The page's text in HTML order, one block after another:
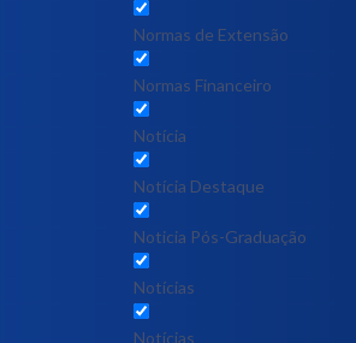
Normas de Extensão
Normas Financeiro
Notícia
Notícia Destaque
Noticia Pós-Graduação
Notícias
Notícias